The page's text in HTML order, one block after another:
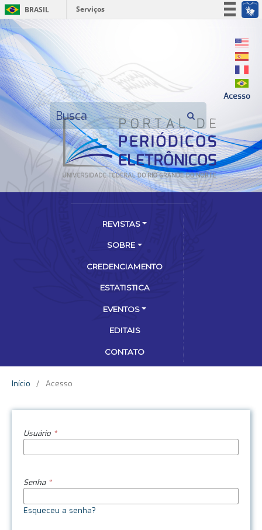
BRASIL
Serviços
Acesso
REVISTAS
SOBRE
CREDENCIAMENTO
ESTATISTICA
EVENTOS
EDITAIS
CONTATO
Início / Acesso
Usuário *
Senha *
Esqueceu a senha?